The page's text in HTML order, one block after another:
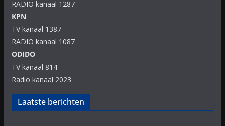
RADIO kanaal 1287
KPN
TV kanaal 1387
RADIO kanaal 1087
ODIDO
TV kanaal 814
Radio kanaal 2023
Laatste berichten